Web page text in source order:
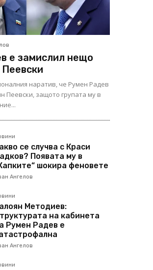
е замислил нещо
наратив, че Румен Радев
Пеевски, защото групата му в
се случва с Краси
Появата му в
шокира феновете
Ангелов
Методиев:
на кабинета
Румен Радев е
Ангелов